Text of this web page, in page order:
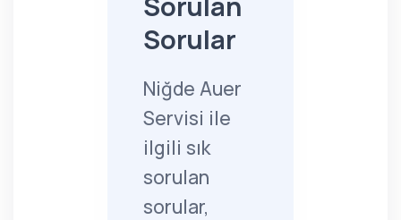
Sorular
Niğde Auer
Servisi ile
ilgili sık
sorulan
sorular,